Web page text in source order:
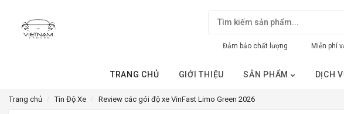
Đảm bảo chất lượng Miễn phí
TRANG CHỦ GIỚI THIỆU SẢN PHẨM DỊCH
Trang chủ Tin Độ Xe Review các gói độ xe VinFast Limo Green 2026